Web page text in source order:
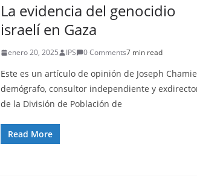
La evidencia del genocidio
israelí en Gaza
enero 20, 2025 IPS 0 Comments7 min read
Este es un artículo de opinión de Joseph
demógrafo, consultor independiente y
de la División de Población de
Read More